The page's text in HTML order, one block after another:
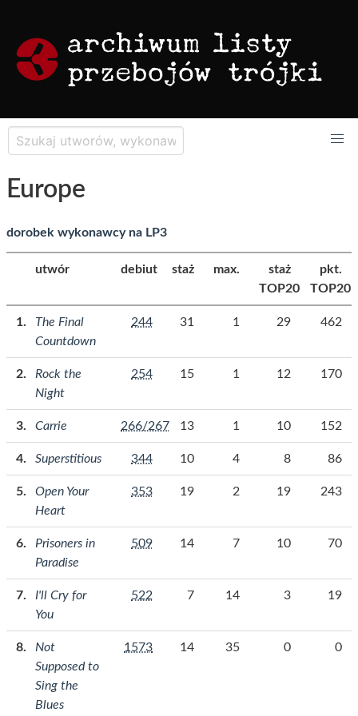
Europe
dorobek wykonawcy na LP3
utwór debiut staż max.
staż
TOP20
pkt.
TOP20
The Final
Countdown
244 31 1 29 462
Rock the
Night
254 15 1 12 170
Carrie 266/267 13 1 10 152
Superstitious 344 10 4 8 86
Open Your
Heart
353 19 2 19 243
Prisoners in
Paradise
509 14 7 10 70
I'll Cry for
You
522 7 14 3 19
Not
Supposed to
Sing the
Blues
1573 14 35 0 0